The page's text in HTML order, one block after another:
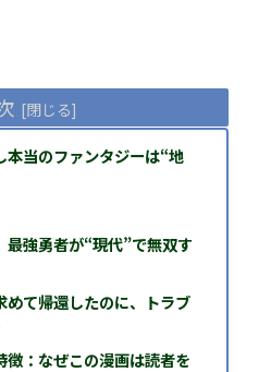
本当のファンタジーは“地
最強勇者が“現代”で無双す
めて帰還したのに、トラブ
徴：なぜこの漫画は読者を